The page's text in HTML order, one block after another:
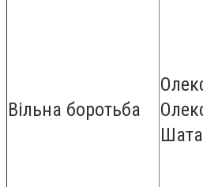
Вільна боротьба